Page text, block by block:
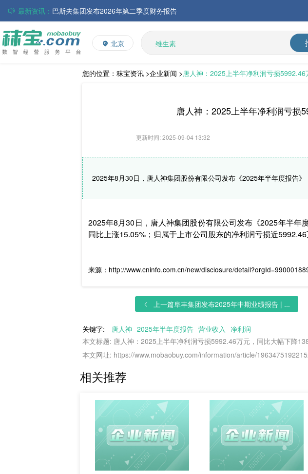
最新资讯： 巴斯夫集团发布2026年第二季度财务报告
丸红株式会社发布截至2026年6月30日前3个月的合并财务报告
住友化学公布2026财年第一季度业绩
大成食品：2026年半年度毛利3.32亿元，同比上升8.9%
ADM发布2026年第二季度财务业绩
赢创发布2026年第二季度财务业绩
北京
L-赖氨酸硫酸盐
多维
多矿
维生素
饲料添加剂
您的位置： 秣宝资讯 >企业新闻 >唐人神：2025上半年净利润亏损
唐人神：2025上半年净利润亏损
更新时间: 2025-09-04 13:32
2025年8月30日，唐人神集团股份有限公司发布《2025年半年度报告》
2025年8月30日，唐人神集团股份有限公司发布《2025年半年
同比上涨15.05%；归属于上市公司股东的净利润亏损近
来源：http://www.cninfo.com.cn/new/disclosure/
上一篇阜丰集团发布2025年中期业绩报告 | ...
关键字: 唐人神 2025年半年度报告 营业收入 净利润
本文标题: 唐人神：2025上半年净利润亏损5992.46万元，同比大幅下降
本文网址: https://www.mobaobuy.com/information/article/
相关推荐